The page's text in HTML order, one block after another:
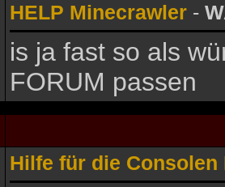
HELP Minecrawler -
is ja fast so als
FORUM passen
Hilfe für die Consolen